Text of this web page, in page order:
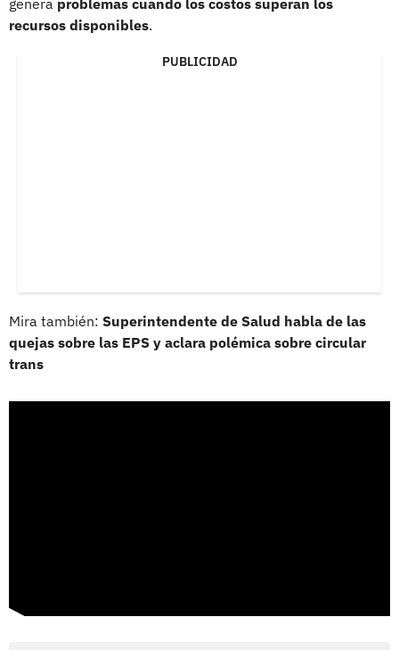
recursos disponibles.
PUBLICIDAD
Mira también: Superintendente de Salud habla de las
quejas sobre las EPS y aclara polémica sobre circular
trans